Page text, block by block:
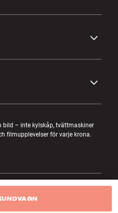
bild – inte kylskåp, tvättmaskiner
filmupplevelser för varje krona.